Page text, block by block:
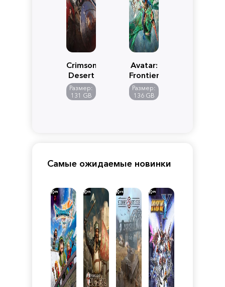
Crimson
Desert
Размер:
131 GB
Avatar:
Frontiers
of
Pandora
Размер:
136 GB
Самые ожидаемые новинки